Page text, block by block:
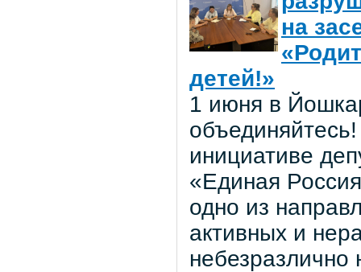
на
детей!»
1 июня в
инициативе
«Единая
одно из
активных и